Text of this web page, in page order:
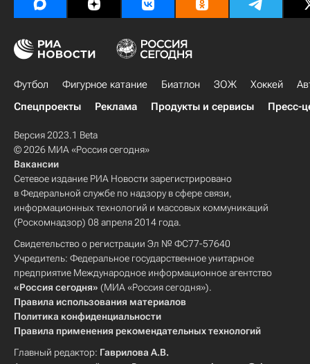
Футбол Фигурное катание Биатлон ЗОЖ Хоккей
Спецпроекты
Реклама Продукты и сервисы Пресс-
Версия 2023.1 Beta
© 2026 МИА «Россия сегодня»
Вакансии
Сетевое издание РИА Новости зарегистрировано
в Федеральной службе по надзору в сфере связи,
информационных технологий и массовых коммуникаций
(Роскомнадзор) 08 апреля 2014 года.
Свидетельство о регистрации Эл № ФС77-57640
Учредитель: Федеральное государственное унитарное
предприятие Международное информационное агентство
«Россия сегодня» (МИА «Россия сегодня»).
Правила использования материалов
Политика конфиденциальности
Правила применения рекомендательных технологий
Главный редактор: Гаврилова А.В.